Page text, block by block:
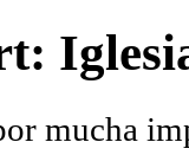
mucha